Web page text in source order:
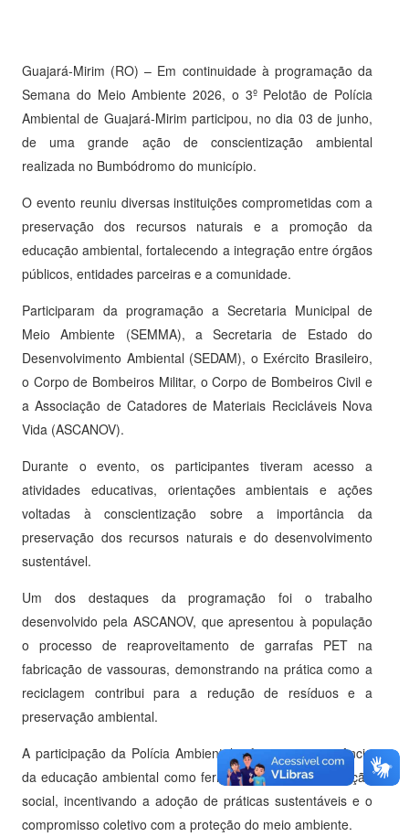
Guajará-Mirim (RO) – Em continuidade à programação da
Semana do Meio Ambiente 2026, o 3º Pelotão de Polícia
Ambiental de Guajará-Mirim participou, no dia 03 de junho,
de uma grande ação de conscientização ambiental
realizada no Bumbódromo do município.
O evento reuniu diversas instituições comprometidas com a
preservação dos recursos naturais e a promoção da
educação ambiental, fortalecendo a integração entre órgãos
públicos, entidades parceiras e a comunidade.
Participaram da programação a Secretaria Municipal de
Meio Ambiente (SEMMA), a Secretaria de Estado do
Desenvolvimento Ambiental (SEDAM), o Exército Brasileiro,
o Corpo de Bombeiros Militar, o Corpo de Bombeiros Civil e
a Associação de Catadores de Materiais Recicláveis Nova
Vida (ASCANOV).
Durante o evento, os participantes tiveram acesso a
atividades educativas, orientações ambientais e ações
voltadas à conscientização sobre a importância da
preservação dos recursos naturais e do desenvolvimento
sustentável.
Um dos destaques da programação foi o trabalho
desenvolvido pela ASCANOV, que apresentou à população
o processo de reaproveitamento de garrafas PET na
fabricação de vassouras, demonstrando na prática como a
reciclagem contribui para a redução de resíduos e a
preservação ambiental.
A participação da Polícia Ambiental reforçou a importância
da educação ambiental como ferramenta de transformação
social, incentivando a adoção de práticas sustentáveis e o
compromisso coletivo com a proteção do meio ambiente.